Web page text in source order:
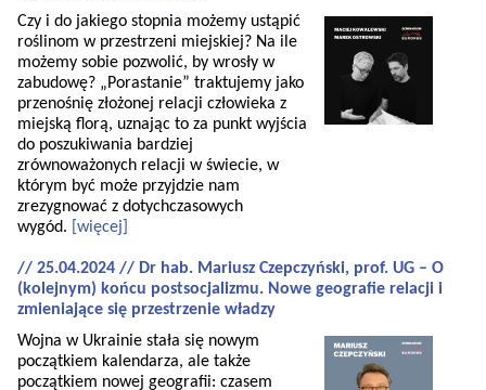
Czy i do jakiego stopnia możemy ustąpić
roślinom w przestrzeni miejskiej? Na ile
możemy sobie pozwolić, by wrosły w
zabudowę? „Porastanie” traktujemy jako
przenośnię złożonej relacji człowieka z
miejską florą, uznając to za punkt wyjścia
do poszukiwania bardziej
zrównoważonych relacji w świecie, w
którym być może przyjdzie nam
zrezygnować z dotychczasowych
wygód.
[więcej]
// 25.04.2024 // Dr hab. Mariusz Czepczyński, prof. UG – O
(kolejnym) końcu postsocjalizmu. Nowe geografie relacji i
zmieniające się przestrzenie władzy
Wojna w Ukrainie stała się nowym
początkiem kalendarza, ale także
początkiem nowej geografii: czasem